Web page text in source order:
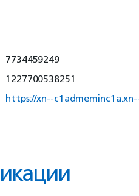
7734459249
1227700538251
https://xn--